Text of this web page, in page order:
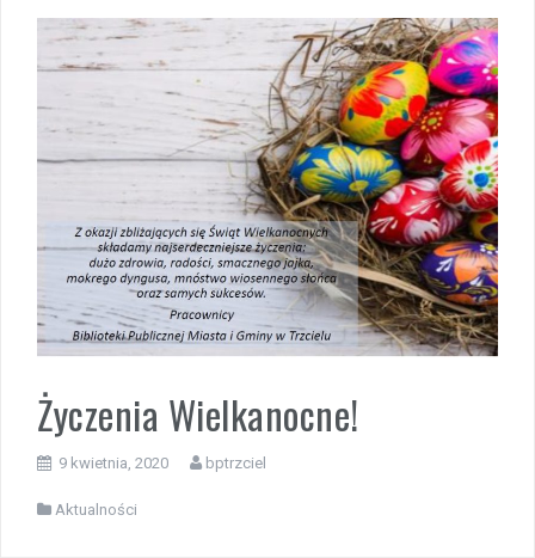
Życzenia Wielkanocne!
9 kwietnia, 2020 bptrzciel
Aktualności